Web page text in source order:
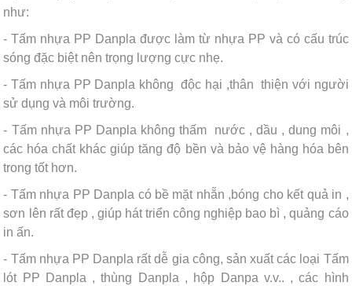
như:
- Tấm nhựa PP Danpla được làm từ nhựa PP và có cấu trúc
sóng đặc biệt nên trọng lượng cực nhẹ.
- Tấm nhựa PP Danpla không độc hại ,thân thiện với người
sử dụng và môi trường.
- Tấm nhựa PP Danpla không thấm nước , dầu , dung môi ,
các hóa chất khác giúp tăng độ bền và bảo vệ hàng hóa bên
trong tốt hơn.
- Tấm nhựa PP Danpla có bề mặt nhẵn ,bóng cho kết quả in ,
sơn lên rất đẹp , giúp hát triển công nghiệp bao bì , quảng cáo
in ấn.
- Tấm nhựa PP Danpla rất dễ gia công, sản xuất các loại Tấm
lót PP Danpla , thùng Danpla , hộp Danpa v.v.. , các hình